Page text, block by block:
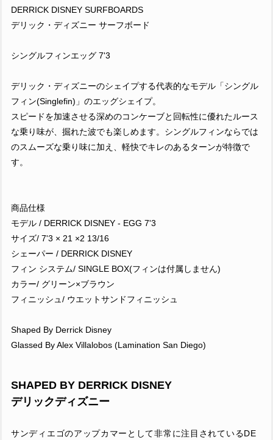
DERRICK DISNEY SURFBOARDS
デリック・ディズニー サーフボード
シングルフィンエッグ 7'3
デリック・ディズニーのシェイプする代表的なモデル「シングル
フィン(Singlefin)」のエッグシェイプ。
スピードを加速させる深めのコンケーブと回転性に優れたルース
な乗り味が、掘れた波でも楽しめます。シングルフィンならでは
のスムーズな乗り味に加え、軽快でキレのあるターンが特徴で
す。
商品仕様
モデル / DERRICK DISNEY - EGG 7'3
サイズ/ 7'3 × 21 ×2 13/16
シェーパー / DERRICK DISNEY
フィン システム/ SINGLE BOX(フィンは付属しません)
カラー/ グリーン×ブラウン
フィニッシュ/ ウエットサンドフィニッシュ
Shaped By Derrick Disney
Glassed By Alex Villalobos (Lamination San Diego)
SHAPED BY DERRICK DISNEY
デリックディズニー
サンディエゴのアップカマーとして非常に注目されているDE